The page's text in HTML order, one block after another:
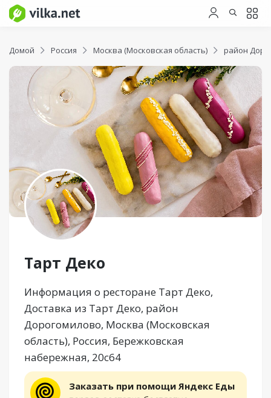
Домой Россия Москва (Московская область) район
Тарт Деко
Информация о ресторане Тарт Деко,
Доставка из Тарт Деко, район
Дорогомилово, Москва (Московская
область), Россия, Бережковская
набережная, 20с64
Заказать при помощи Яндекс Еды